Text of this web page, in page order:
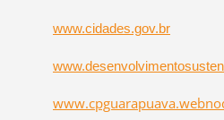
www.cidades.gov.br